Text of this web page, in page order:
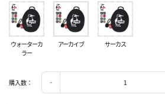
ウォーターカ
ラー
アーカイブ サーカス
購入数：